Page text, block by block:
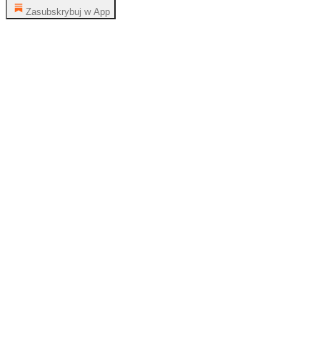
Zasubskrybuj w App